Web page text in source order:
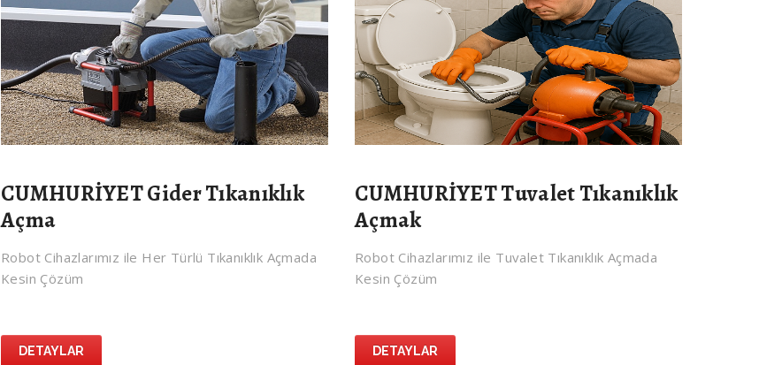
CUMHURİYET Gider Tıkanıklık
Açma
Robot Cihazlarımız ile Her Türlü Tıkanıklık Açmada
Kesin Çözüm
DETAYLAR
CUMHURİYET Tuvalet Tıkanıklık
Açmak
Robot Cihazlarımız ile Tuvalet Tıkanıklık Açmada
Kesin Çözüm
DETAYLAR